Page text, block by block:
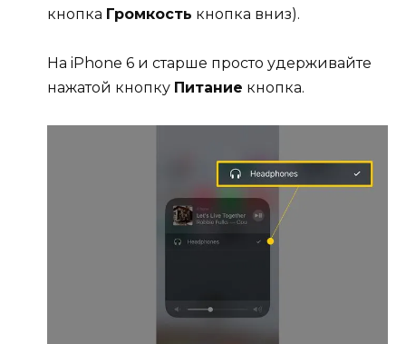
кнопка Громкость кнопка вниз).
На iPhone 6 и старше просто удерживайте
нажатой кнопку Питание кнопка.